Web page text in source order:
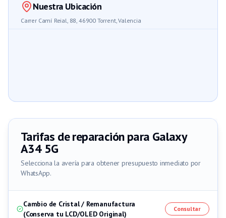
Nuestra Ubicación
Carrer Camí Reial, 88, 46900 Torrent, Valencia
Tarifas de reparación para Galaxy
A34 5G
Selecciona la avería para obtener presupuesto inmediato por
WhatsApp.
Cambio de Cristal / Remanufactura
(Conserva tu LCD/OLED Original)
Consultar